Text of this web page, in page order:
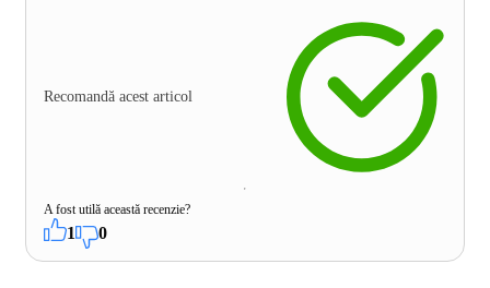
Recomandă acest articol
A fost utilă această recenzie?
1 0